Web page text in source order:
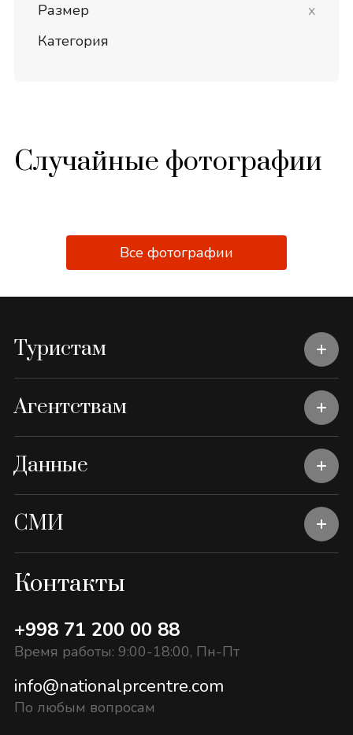
Размер
x
Категория
Случайные фотографии
Все фотографии
Туристам
Агентствам
Данные
СМИ
Контакты
+998 71 200 00 88
Время работы: 9:00-18:00, Пн-Пт
info@nationalprcentre.com
По любым вопросам